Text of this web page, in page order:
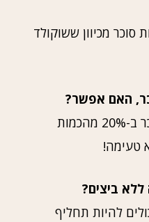
מכיוון ששוקולד
האם אפשר?
כן, אפשר להפחית את הסוכר ב-20% מהכמות
טעימה!
ללא ביצים?
להיות תחליף